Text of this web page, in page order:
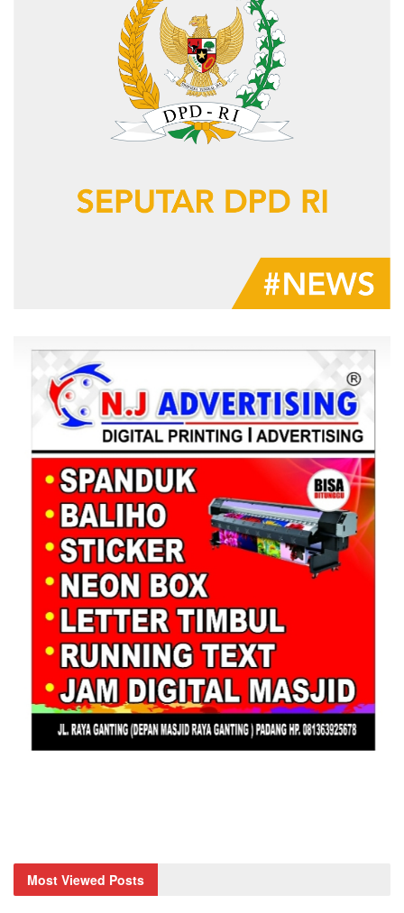
Most Viewed Posts